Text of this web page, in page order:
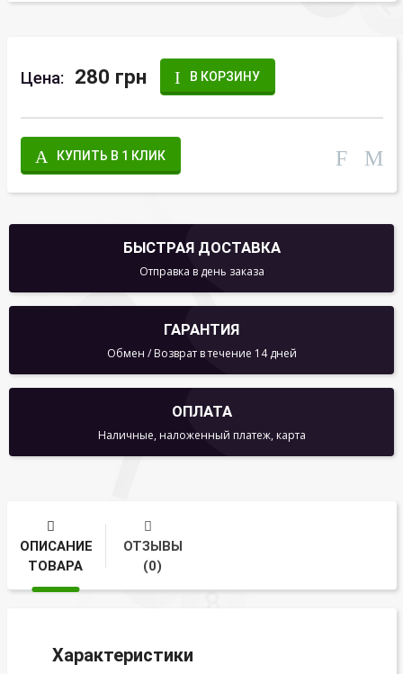
Цена: 280 грн В КОРЗИНУ
КУПИТЬ В 1 КЛИК
БЫСТРАЯ ДОСТАВКА
Отправка в день заказа
ГАРАНТИЯ
Обмен / Возврат в течение 14 дней
ОПЛАТА
Наличные, наложенный платеж, карта
ОПИСАНИЕ
ТОВАРА
ОТЗЫВЫ
(0)
Характеристики